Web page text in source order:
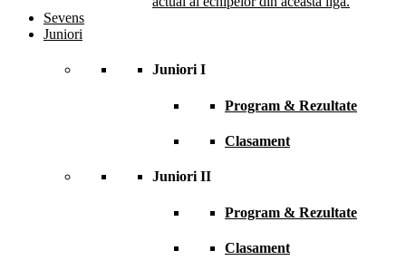
Sevens
Juniori
Juniori I
Program & Rezultate
Clasament
Juniori II
Program & Rezultate
Clasament